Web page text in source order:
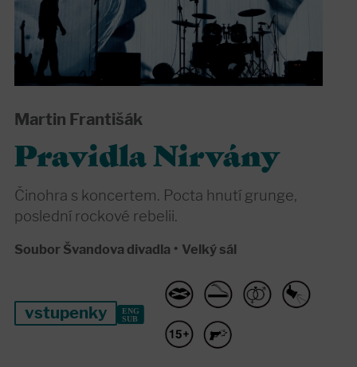
Martin Františák
Pravidla Nirvány
Činohra s koncertem. Pocta hnutí grunge,
poslední rockové rebelii.
Soubor Švandova divadla • Velký sál
vstupenky